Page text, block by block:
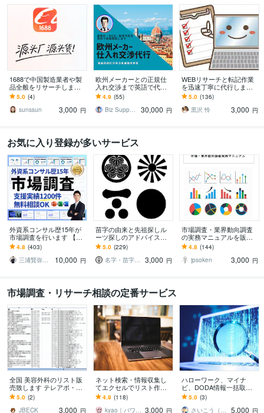
1688で中国製造業者や製
品全般をリサーチします
ご要望にに応じて調査を
行います。
5.0 (4)
sunssun
3,000 円
欧州メーカーとの正規仕
入れ交渉まで英語で代行
します オランダ在住者が
取引条件を直接確認
4.9 (55)
Biz Support 阿形 清治
30,000 円
WEBリサーチと転記作業
を迅速丁寧に代行します
返信・見積り早め◎土日
祝や夜も対応可
5.0 (136)
黒沢 怜
3,000 円
お気に入り登録が多いサービス
外資系コンサル歴15年が
市場調査を行います 【無
料相談OK】市場規模、競
合、新規事業まで助言し
ます
4.8 (403)
三浦賢弥＠経営コンサルタント
10,000 円
苗字の由来と先祖探しル
ーツ探しのアドバイスを
します 苗字の由来やルー
ツを調べます！（初級
編）
5.0 (229)
名字・苗字研究
3,000 円
市場調査・業界動向調査
の実務マニュアルを販売
します リサーチャーや調
査発注者の為の基本的な
スキルアップ資料です
4.8 (144)
jpsoken
3,000 円
市場調査・リサーチ相談の定番サービス
全国 美容外科のリスト販
売致します テレアポ・D
M・訪問営業に最適なアタ
ックリストで新規顧客開
拓
5.0 (2)
JBECK
3,000 円
ネット検索・情報収集し
てエクセルでリスト作成
します 柔軟にご対応！営
業に役立つ必要事項を見
やすくリスト化
4.9 (118)
kyao｜パワポ＋Canvaデザイナー 3,000 円
ハローワーク、マイナ
ビ、DODA情報一括取得
します 正確な情報収集と
完全リスト化であなたの
要望を全力サポート！
5.0 (3)
さいこう（最上 高吉）／情報屋
5,000 円